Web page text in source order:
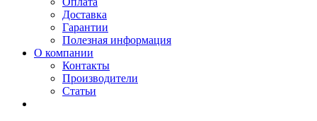
Доставка
Гарантии
Полезная информация
О компании
Контакты
Производители
Статьи